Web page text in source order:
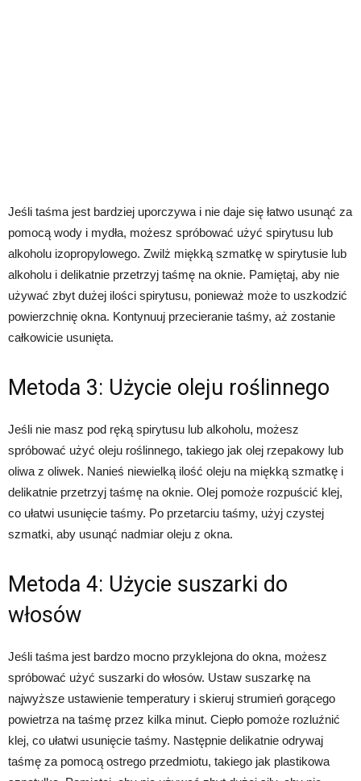
Jeśli taśma jest bardziej uporczywa i nie daje się łatwo usunąć za
pomocą wody i mydła, możesz spróbować użyć spirytusu lub
alkoholu izopropylowego. Zwilż miękką szmatkę w spirytusie lub
alkoholu i delikatnie przetrzyj taśmę na oknie. Pamiętaj, aby nie
używać zbyt dużej ilości spirytusu, ponieważ może to uszkodzić
powierzchnię okna. Kontynuuj przecieranie taśmy, aż zostanie
całkowicie usunięta.
Metoda 3: Użycie oleju roślinnego
Jeśli nie masz pod ręką spirytusu lub alkoholu, możesz
spróbować użyć oleju roślinnego, takiego jak olej rzepakowy lub
oliwa z oliwek. Nanieś niewielką ilość oleju na miękką szmatkę i
delikatnie przetrzyj taśmę na oknie. Olej pomoże rozpuścić klej,
co ułatwi usunięcie taśmy. Po przetarciu taśmy, użyj czystej
szmatki, aby usunąć nadmiar oleju z okna.
Metoda 4: Użycie suszarki do
włosów
Jeśli taśma jest bardzo mocno przyklejona do okna, możesz
spróbować użyć suszarki do włosów. Ustaw suszarkę na
najwyższe ustawienie temperatury i skieruj strumień gorącego
powietrza na taśmę przez kilka minut. Ciepło pomoże rozluźnić
klej, co ułatwi usunięcie taśmy. Następnie delikatnie odrywaj
taśmę za pomocą ostrego przedmiotu, takiego jak plastikowa